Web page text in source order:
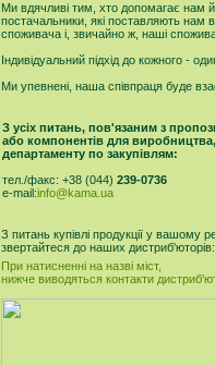
Ми вдячливі тим, хто допомагає нам
постачальники, які поставляють нам
споживача і, звичайно ж, наші
Індивідуальний підхід до кожного -
Ми упевнені, наша співпраця буде
З усіх питань, пов'язаним з
або компонентів для
департаменту по закупівлям:
тел./факс: +38 (044) 239-0736
e-mail:info@kama.ua
З питань купівлі продукції у вашому
звертайтеся до наших дистриб'юторів:
При натисненні на назві міст,
нижче виводяться контакти